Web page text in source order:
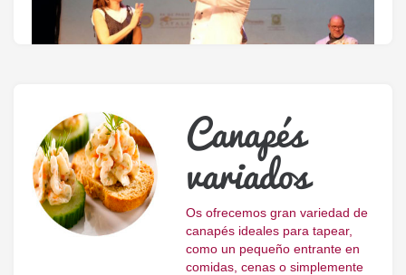
Canapés
variados
Os ofrecemos gran variedad de
canapés ideales para tapear,
como un pequeño entrante en
comidas, cenas o simplemente